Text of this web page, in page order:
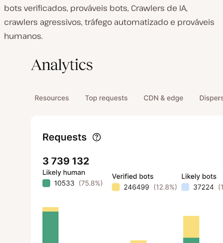
bots verificados, prováveis bots, Crawlers de IA,
crawlers agressivos, tráfego automatizado e prováveis
humanos.